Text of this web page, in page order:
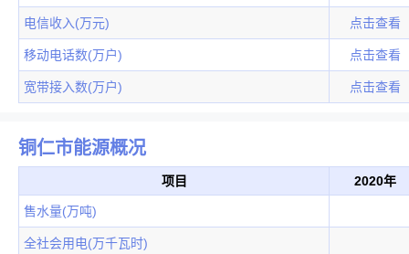
电信收入(万元) 点击查看
移动电话数(万户) 点击查看
宽带接入数(万户) 点击查看
铜仁市能源概况
项目 2020年
售水量(万吨)
全社会用电(万千瓦时)